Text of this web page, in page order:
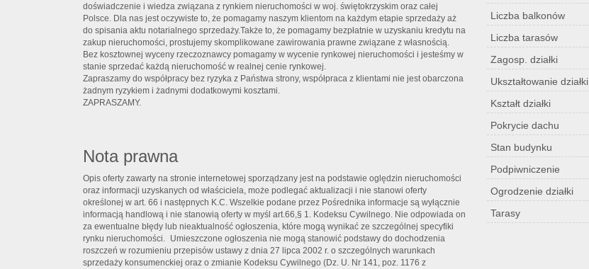
doświadczenie i wiedza związana z rynkiem nieruchomości w woj. świętokrzyskim oraz całej
Polsce. Dla nas jest oczywiste to, że pomagamy naszym klientom na każdym etapie sprzedaży aż
do spisania aktu notarialnego sprzedaży.Także to, że pomagamy bezpłatnie w uzyskaniu kredytu na
zakup nieruchomości, prostujemy skomplikowane zawirowania prawne związane z własnością.
Bez kosztownej wyceny rzeczoznawcy pomagamy w wycenie rynkowej nieruchomości i jesteśmy w
stanie sprzedać każdą nieruchomość w realnej cenie rynkowej.
Zapraszamy do współpracy bez ryzyka z Państwa strony, współpraca z klientami nie jest obarczona
żadnym ryzykiem i żadnymi dodatkowymi kosztami.
ZAPRASZAMY.
Nota prawna
Opis oferty zawarty na stronie internetowej sporządzany jest na podstawie oględzin nieruchomości
oraz informacji uzyskanych od właściciela, może podlegać aktualizacji i nie stanowi oferty
określonej w art. 66 i następnych K.C. Wszelkie podane przez Pośrednika informacje są wyłącznie
informacją handlową i nie stanowią oferty w myśl art.66,§ 1. Kodeksu Cywilnego. Nie odpowiada on
za ewentualne błędy lub nieaktualność ogłoszenia, które mogą wynikać ze szczególnej specyfiki
rynku nieruchomości. Umieszczone ogłoszenia nie mogą stanowić podstawy do dochodzenia
roszczeń w rozumieniu przepisów ustawy z dnia 27 lipca 2002 r. o szczególnych warunkach
sprzedaży konsumenckiej oraz o zmianie Kodeksu Cywilnego (Dz. U. Nr 141, poz. 1176 z
Liczba balkonów
Liczba tarasów
Zagosp. działki
Ukształtowanie działki
Kształt działki
Pokrycie dachu
Stan budynku
Podpiwniczenie
Ogrodzenie działki
Tarasy